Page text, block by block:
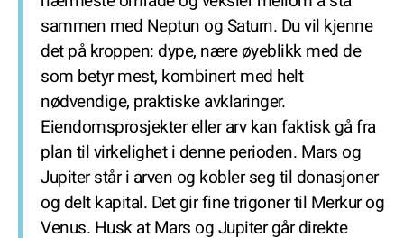
sammen med Neptun og Saturn. Du vil kjenne
det på kroppen: dype, nære øyeblikk med de
som betyr mest, kombinert med helt
nødvendige, praktiske avklaringer.
Eiendomsprosjekter eller arv kan faktisk gå fra
plan til virkelighet i denne perioden. Mars og
Jupiter står i arven og kobler seg til donasjoner
og delt kapital. Det gir fine trigoner til Merkur og
Venus. Husk at Mars og Jupiter går direkte